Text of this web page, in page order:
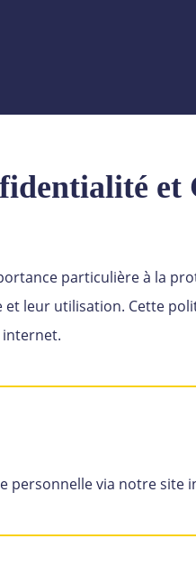
et
particulière à la
leur utilisation. Cette
personnelle via notre site